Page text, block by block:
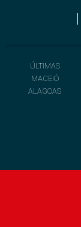
ÚLTIMAS
MACEIÓ
ALAGOAS